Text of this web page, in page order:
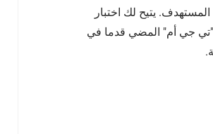
المساعدة. انخرط مع جمهورك المستهدف
في مجتمع علامة تجارية لاكتشاف مفاهيم
وأفكار جديدة لمؤسستك.